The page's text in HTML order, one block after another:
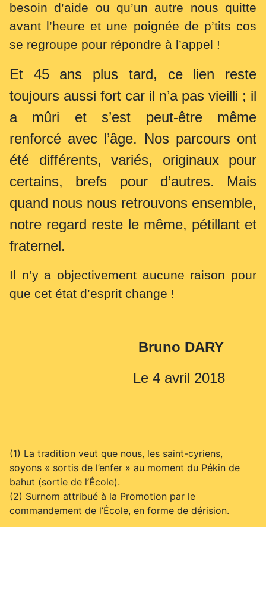
besoin d’aide ou qu’un autre nous quitte
avant l’heure et une poignée de p’tits cos
se regroupe pour répondre à l’appel !
Et 45 ans plus tard, ce lien reste
toujours aussi fort car il n’a pas vieilli ; il
a mûri et s’est peut-être même
renforcé avec l’âge. Nos parcours ont
été différents, variés, originaux pour
certains, brefs pour d’autres. Mais
quand nous nous retrouvons ensemble,
notre regard reste le même, pétillant et
fraternel.
Il n’y a objectivement aucune raison pour
que cet état d’esprit change !
Bruno DARY
Le 4 avril 2018
(1) La tradition veut que nous, les saint-cyriens,
soyons « sortis de l’enfer » au moment du Pékin de
bahut (sortie de l’École).
(2) Surnom attribué à la Promotion par le
commandement de l’École, en forme de dérision.